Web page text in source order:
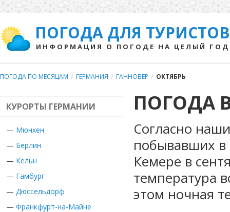
ПОГОДА ДЛЯ ТУРИСТОВ
ИНФОРМАЦИЯ О ПОГОДЕ НА ЦЕЛЫЙ ГОД
ПОГОДА ПО МЕСЯЦАМ / ГЕРМАНИЯ / ГАННОВЕР / ОКТЯБРЬ
КУРОРТЫ ГЕРМАНИИ
— Мюнхен
— Берлин
— Кельн
— Гамбург
— Дюссельдорф
— Франкфурт-на-Майне
ПОГОДА
Согласно
побывавших в
Кемере в
температура
этом ночная